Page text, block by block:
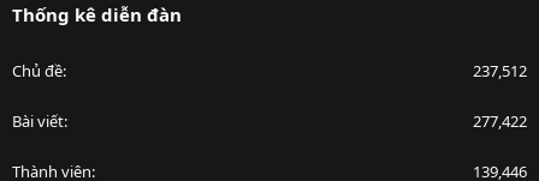
Thống kê diễn đàn
Chủ đề 237,512
Bài viết 277,422
Thành viên 139,446